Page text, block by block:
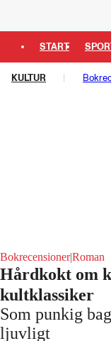
START
TIPSA TV
KULTUR
Bokrecensioner|Roman
Hårdkokt om
kultklassiker
Som punkig
ljuvligt